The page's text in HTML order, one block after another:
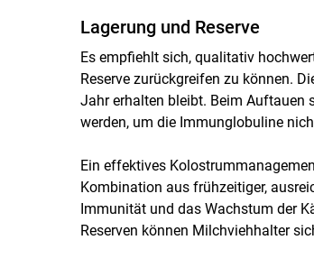
Lagerung und Reserve
Es empfiehlt sich, qualitativ
Reserve zurückgreifen zu können.
Jahr erhalten bleibt. Beim Auftauen
werden, um die Immunglobuline
Ein effektives
Kombination aus frühzeitiger,
Immunität und das Wachstum der
Reserven können Milchviehhalter